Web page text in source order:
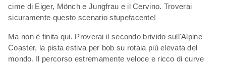
cime di Eiger, Mönch e Jungfrau e il Cervino. Troverai
sicuramente questo scenario stupefacente!
Ma non è finita qui. Proverai il secondo brivido sull'Alpine
Coaster, la pista estiva per bob su rotaia più elevata del
mondo. Il percorso estremamente veloce e ricco di curve